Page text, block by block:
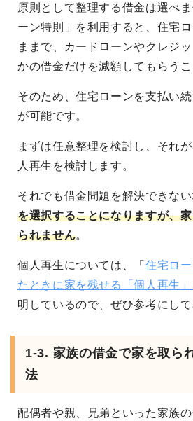
原則として整理する借金は選べ
ーン特則」を利用すると、住宅
ままで、カードローンやクレジ
かの借金だけを減額してもらうこ
そのため、住宅ローンを支払い
が可能です。
まずは任意整理を検討し、それ
人再生を検討します。
それでも借金問題を解決できな
を選択することになりますが、
られません。
個人再生については、「住宅ロ
たときに家を残せる「個人再生
明しているので、ぜひ参考にして
1-3. 家族の借金で家を取ら
法
配偶者や親、兄弟といった家族